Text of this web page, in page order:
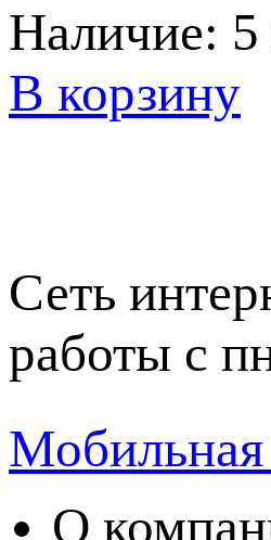
Наличие:
В корзину
Сеть
работы с
Мобильная
О